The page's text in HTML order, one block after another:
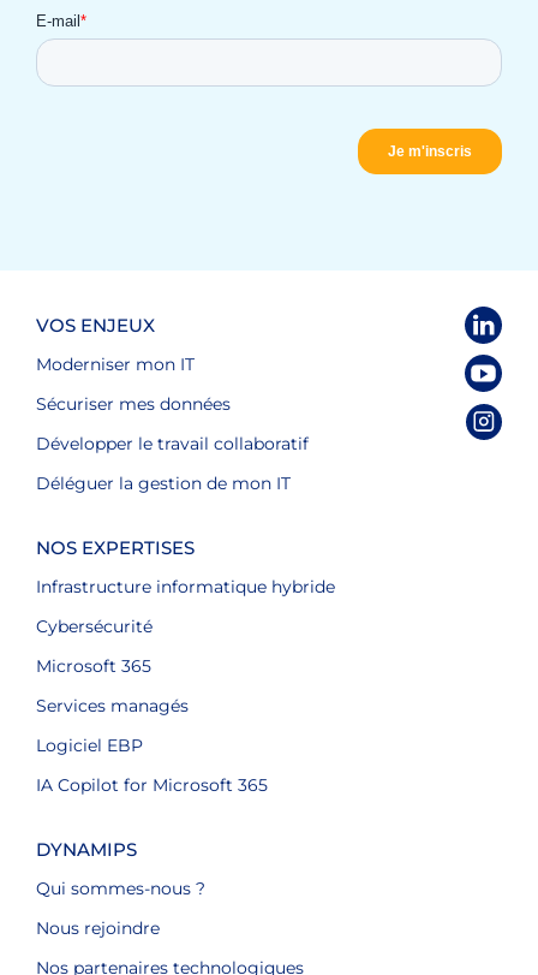
VOS ENJEUX
Moderniser mon IT
Sécuriser mes données
Développer le travail collaboratif
Déléguer la gestion de mon IT
NOS EXPERTISES
Infrastructure informatique hybride
Cybersécurité
Microsoft 365
Services managés
Logiciel EBP
IA Copilot for Microsoft 365
DYNAMIPS
Qui sommes-nous ?
Nous rejoindre
Nos partenaires technologiques